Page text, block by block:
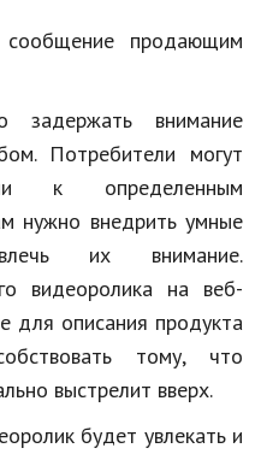
продающим
задержать внимание
Потребители могут
к определенным
нужно внедрить умные
их внимание.
видеоролика на веб-
для описания продукта
тому, что
выстрелит вверх.
будет увлекать и